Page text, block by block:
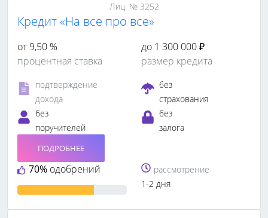
Лиц. № 3252
Кредит «На все про все»
от 9,50 %
процентная ставка
до 1 300 000 ₽
размер кредита
подтверждение
дохода
без
страхования
без
поручителей
без
залога
70% одобрений
ПОДРОБНЕЕ
рассмотрение
1-2 дня